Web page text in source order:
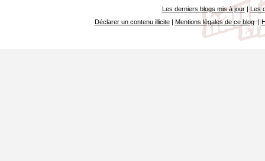
Les derniers blogs mis à jour| Les
Déclarer un contenu illicite| Mentions légales de ce blog|